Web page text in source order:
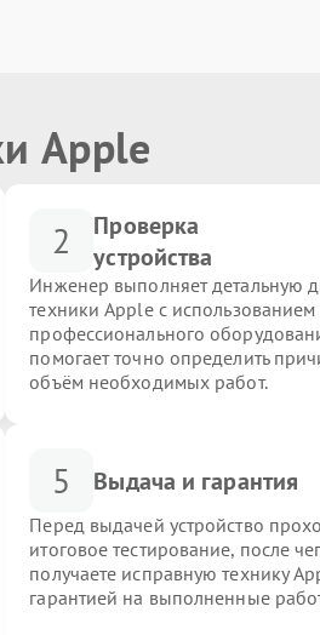
Apple
2
Проверка
устройства
Инженер выполняет детальную
техники Apple с использованием
профессионального
помогает точно определить
объём необходимых работ.
5 Выдача и гарантия
Перед выдачей устройство
итоговое тестирование, после
получаете исправную технику
гарантией на выполненные